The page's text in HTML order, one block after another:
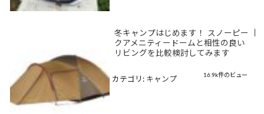
冬キャンプはじめます！ スノーピー
クアメニティードームと相性の良い
リビングを比較検討してみます
16.9k件のビュー
カテゴリ: キャンプ